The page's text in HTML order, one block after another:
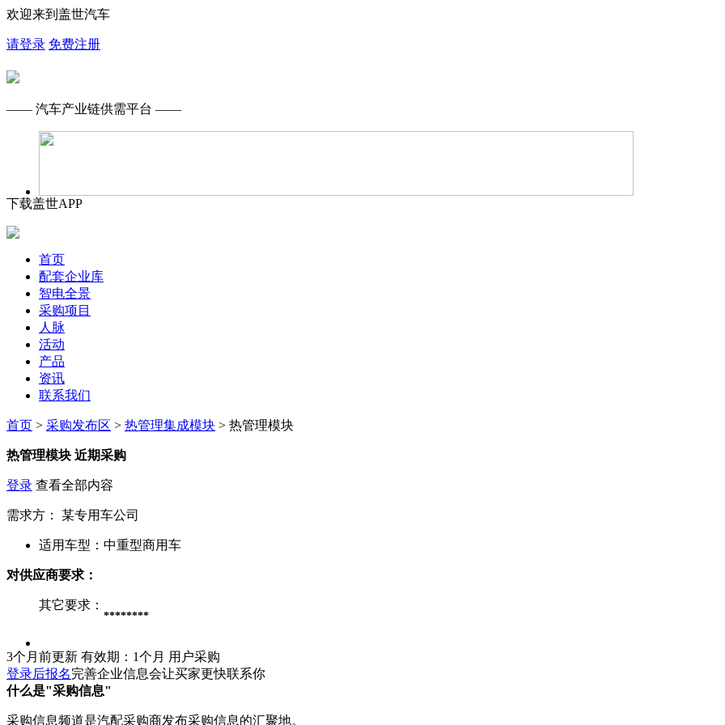
欢迎来到盖世汽车
请登录 免费注册
—— 汽车产业链供需平台 ——
下载盖世APP
首页
配套企业库
智电全景
采购项目
人脉
活动
产品
资讯
联系我们
首页 > 采购发布区 > 热管理集成模块 > 热管理模块
热管理模块 近期采购
登录 查看全部内容
需求方： 某专用车公司
适用车型： 中重型商用车
对供应商要求：
其它要求：
********
3个月前更新 有效期：1个月 用户采购
登录后报名完善企业信息会让买家更快联系你
什么是"采购信息"
采购信息频道是汽配采购商发布采购信息的汇聚地。